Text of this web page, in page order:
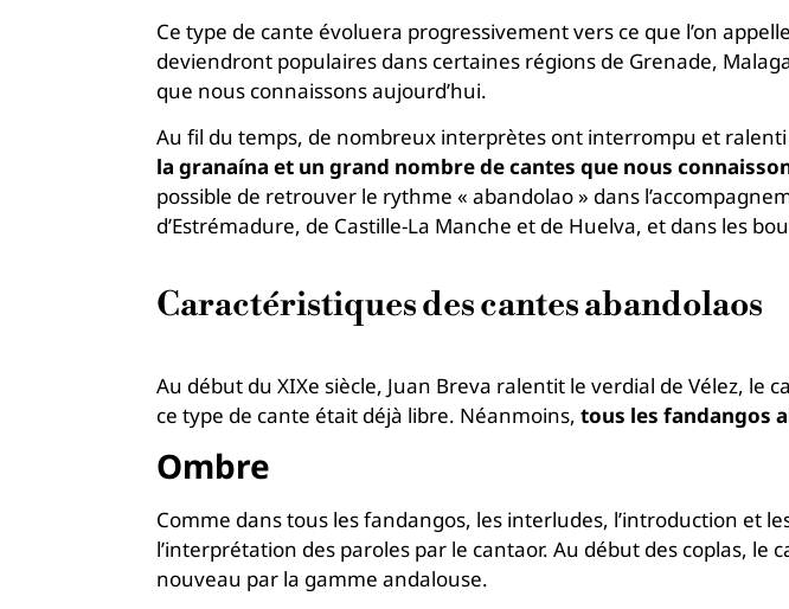
Ce type de cante évoluera progressivement vers ce que l’on
deviendront populaires dans certaines régions de Grenade,
que nous connaissons aujourd’hui.
Au fil du temps, de nombreux interprètes ont interrompu et
la granaína et un grand nombre de cantes que nous
possible de retrouver le rythme « abandolao » dans
d’Estrémadure, de Castille-La Manche et de Huelva, et dans les
Caractéristiques des cantes abandolaos
Au début du XIXe siècle, Juan Breva ralentit le verdial de Vélez, le
ce type de cante était déjà libre. Néanmoins, tous les fandangos
Ombre
Comme dans tous les fandangos, les interludes, l’introduction et
l’interprétation des paroles par le cantaor. Au début des coplas,
nouveau par la gamme andalouse.